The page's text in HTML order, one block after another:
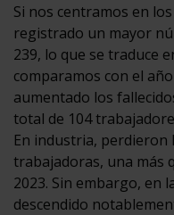
Si nos centramos en
registrado un mayor
239, lo que se traduce
comparamos con el
aumentado los
total de 104
En industria, perdieron
trabajadoras, una más
2023. Sin embargo, en
descendido